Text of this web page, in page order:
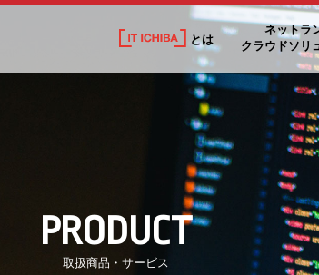
とは
ネットラ
クラウドソリ
PRODUCT
取扱商品・サービス